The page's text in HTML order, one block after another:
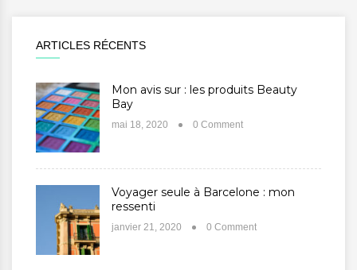
ARTICLES RÉCENTS
Mon avis sur : les produits Beauty
Bay
mai 18, 2020 0 Comment
Voyager seule à Barcelone : mon
ressenti
janvier 21, 2020 0 Comment